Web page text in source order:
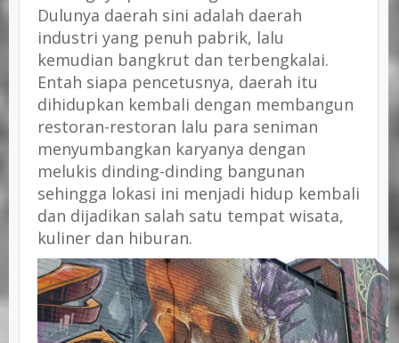
Dulunya daerah sini adalah daerah
industri yang penuh pabrik, lalu
kemudian bangkrut dan terbengkalai.
Entah siapa pencetusnya, daerah itu
dihidupkan kembali dengan membangun
restoran-restoran lalu para seniman
menyumbangkan karyanya dengan
melukis dinding-dinding bangunan
sehingga lokasi ini menjadi hidup kembali
dan dijadikan salah satu tempat wisata,
kuliner dan hiburan.